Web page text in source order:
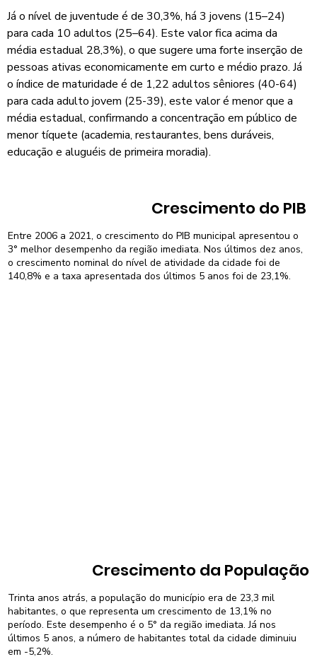
Já o nível de juventude é de 30,3%, há 3 jovens (15–24)
para cada 10 adultos (25–64). Este valor fica acima da
média estadual 28,3%), o que sugere uma forte inserção de
pessoas ativas economicamente em curto e médio prazo. Já
o índice de maturidade é de 1,22 adultos sêniores (40-64)
para cada adulto jovem (25-39), este valor é menor que a
média estadual, confirmando a concentração em público de
menor tíquete (academia, restaurantes, bens duráveis,
educação e aluguéis de primeira moradia).
Crescimento da População
Trinta anos atrás, a população do município era de 23,3 mil
habitantes, o que representa um crescimento de 13,1% no
período. Este desempenho é o 5° da região imediata. Já nos
últimos 5 anos, a número de habitantes total da cidade diminuiu
em -5,2%.
Crescimento do PIB
Entre 2006 a 2021, o crescimento do PIB municipal apresentou o
3° melhor desempenho da região imediata. Nos últimos dez anos,
o crescimento nominal do nível de atividade da cidade foi de
140,8% e a taxa apresentada dos últimos 5 anos foi de 23,1%.